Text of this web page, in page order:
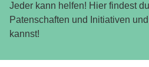
Jeder kann helfen! Hier findest
Patenschaften und Initiativen
kannst!